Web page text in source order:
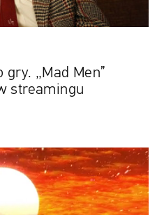
„Mad Men”
streamingu